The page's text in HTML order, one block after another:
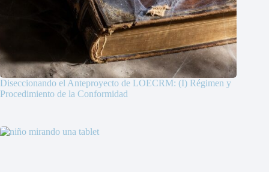
Diseccionando el Anteproyecto de LOECRM: (I) Régimen y
Procedimiento de la Conformidad